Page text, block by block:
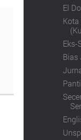
El
Eks-
Bias